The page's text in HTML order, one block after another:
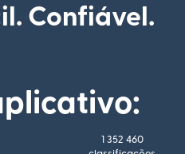
Confiável.
1 352 460